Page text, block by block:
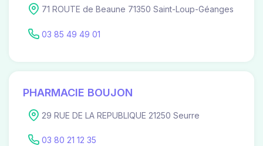
71 ROUTE de Beaune 71350 Saint-Loup-Géanges
03 85 49 49 01
PHARMACIE BOUJON
29 RUE DE LA REPUBLIQUE 21250 Seurre
03 80 21 12 35